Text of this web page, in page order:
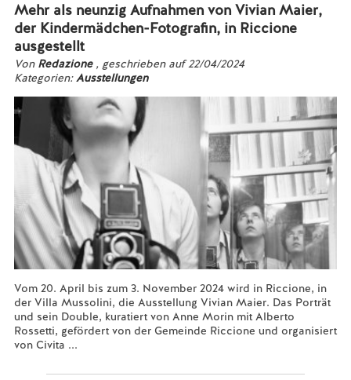
Mehr als neunzig Aufnahmen von Vivian Maier,
der Kindermädchen-Fotografin, in Riccione
ausgestellt
Von Redazione , geschrieben auf 22/04/2024
Kategorien:Ausstellungen
Vom 20. April bis zum 3. November 2024 wird in Riccione, in
der Villa Mussolini, die Ausstellung Vivian Maier. Das Porträt
und sein Double, kuratiert von Anne Morin mit Alberto
Rossetti, gefördert von der Gemeinde Riccione und organisiert
von Civita ...